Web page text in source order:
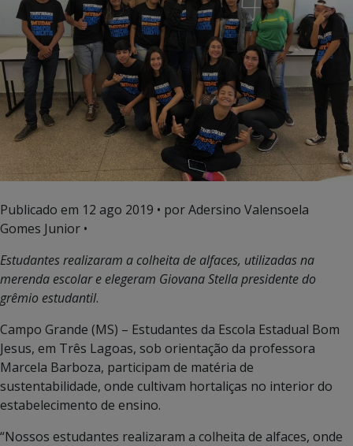
Publicado em 12 ago 2019 • por Adersino Valensoela
Gomes Junior •
Estudantes realizaram a colheita de alfaces, utilizadas na
merenda escolar e elegeram Giovana Stella presidente do
grêmio estudantil.
Campo Grande (MS) – Estudantes da Escola Estadual Bom
Jesus, em Três Lagoas, sob orientação da professora
Marcela Barboza, participam de matéria de
sustentabilidade, onde cultivam hortaliças no interior do
estabelecimento de ensino.
“Nossos estudantes realizaram a colheita de alfaces, onde